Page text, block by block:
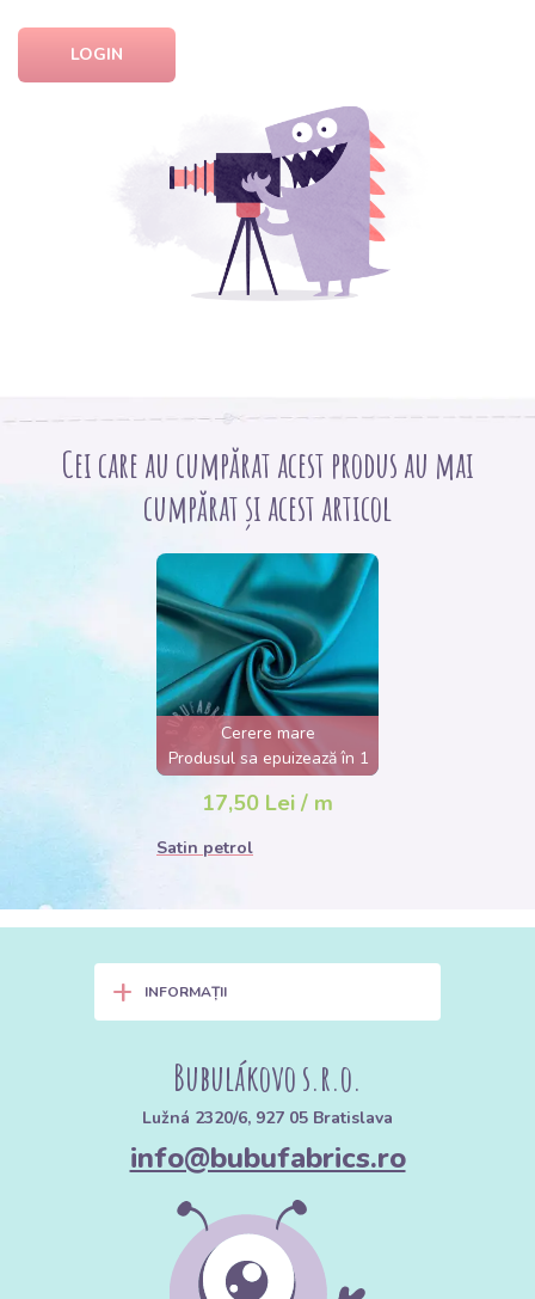
LOGIN
Cei care au cumpărat acest produs au mai
cumpărat și acest articol
Cerere mare
Produsul sa epuizează în 1
zile
17,50 Lei / m
Satin petrol
+ INFORMAȚII
Bubulákovo s.r.o.
Lužná 2320/6, 927 05 Bratislava
info@bubufabrics.ro